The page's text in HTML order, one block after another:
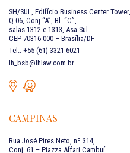
SH/SUL, Edifício Business Center Tower,
Q.06, Conj “A”, Bl. “C”,
salas 1312 e 1313, Asa Sul
CEP 70316-000 – Brasília/DF
Tel.: +55 (61) 3321 6021
lh_bsb@lhlaw.com.br
CAMPINAS
Rua José Pires Neto, nº 314,
Conj. 61 – Piazza Affari Cambuí